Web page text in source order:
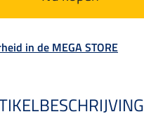
in de MEGA STORE